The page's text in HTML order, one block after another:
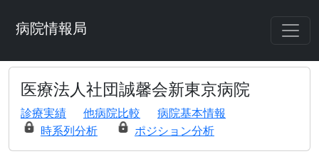
病院情報局
医療法人社団誠馨会新東京病院
診療実績 他病院比較
病院基本情報
時系列分析
ポジション分析